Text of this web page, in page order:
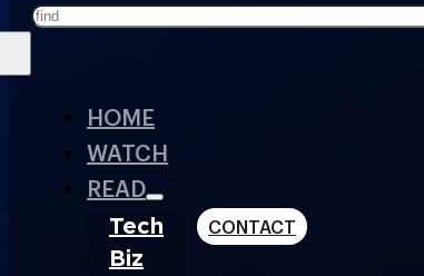
HOME
WATCH
READ
Tech
Biz
CONTACT